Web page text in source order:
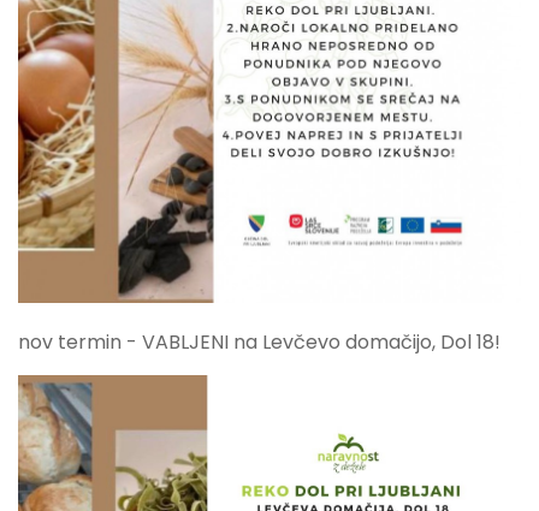
nov termin - VABLJENI na Levčevo domačijo, Dol 18!